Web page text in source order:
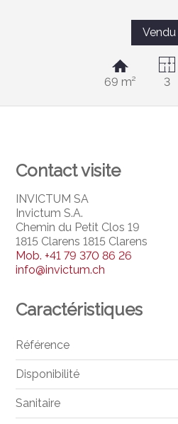
Vendu
69 m² 3
Contact visite
INVICTUM SA
Invictum S.A.
Chemin du Petit Clos 19
1815 Clarens 1815 Clarens
Mob.+41 79 370 86 26
info@invictum.ch
Caractéristiques
Référence
Disponibilité
Sanitaire